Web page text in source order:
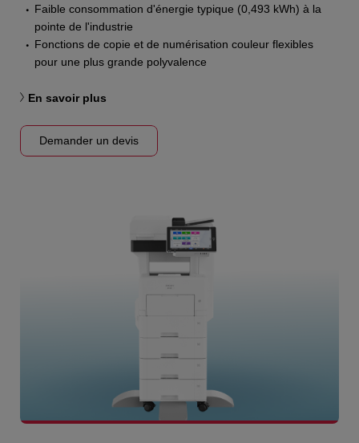
Faible consommation d'énergie typique (0,493 kWh) à la
pointe de l'industrie
Fonctions de copie et de numérisation couleur flexibles
pour une plus grande polyvalence
En savoir plus
Demander un devis